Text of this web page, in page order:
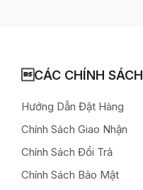
CÁC CHÍNH SÁCH
Hướng Dẫn Đặt Hàng
Chính Sách Giao Nhận
Chính Sách Đổi Trả
Chính Sách Bảo Mật